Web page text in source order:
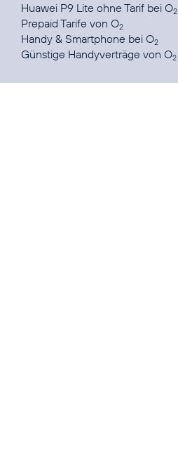
Huawei P9 Lite ohne Tarif bei O2
Prepaid Tarife von O2
Handy & Smartphone bei O2
Günstige Handyverträge von O2